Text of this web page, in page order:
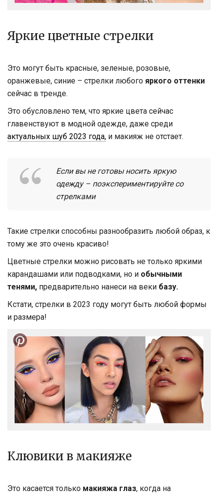
Яркие цветные стрелки
Это могут быть красные, зеленые, розовые,
оранжевые, синие – стрелки любого яркого оттенки
сейчас в тренде.
Это обусловлено тем, что яркие цвета сейчас
главенствуют в модной одежде, даже среди
актуальных шуб 2023 года, и макияж не отстает.
Если вы не готовы носить яркую
одежду – поэкспериментируйте со
стрелками
Такие стрелки способны разнообразить любой образ, к
тому же это очень красиво!
Цветные стрелки можно рисовать не только яркими
карандашами или подводками, но и обычными
тенями, предварительно нанеси на веки базу.
Кстати, стрелки в 2023 году могут быть любой формы
и размера!
Клювики в макияже
Это касается только макияжа глаз, когда на